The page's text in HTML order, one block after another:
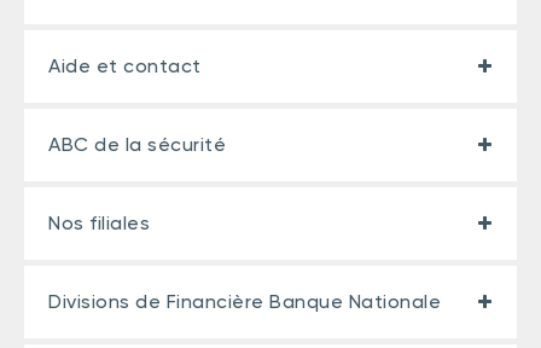
Aide et contact
ABC de la sécurité
Nos filiales
Divisions de Financière Banque Nationale